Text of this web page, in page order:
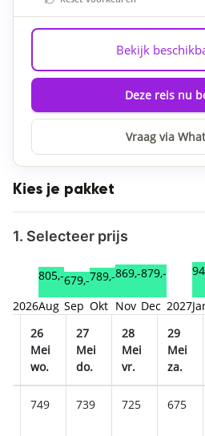
Bekijk
Deze reis nu
Vraag via
Kies je pakket
1. Selecteer prijs
2026
805,-
Aug
679,-
Sep
789,-
Okt
869,-
Nov
879,-
Dec 2027
26
Mei
wo.
27
Mei
do.
28
Mei
vr.
29
Mei
za.
749 739 725 675